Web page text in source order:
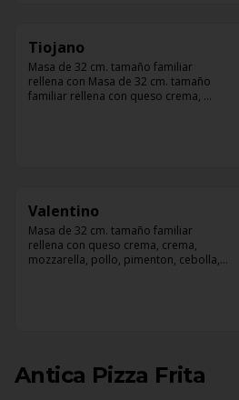
Tiojano
Masa de 32 cm. tamaño familiar
rellena con Masa de 32 cm. tamaño
familiar rellena con queso crema,
Valentino
Masa de 32 cm. tamaño familiar
rellena con queso crema, crema,
mozzarella, pollo, pimenton, cebolla,
Antica Pizza Frita